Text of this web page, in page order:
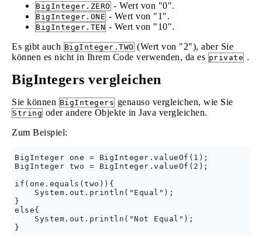
BigInteger.ZERO - Wert von "0".
BigInteger.ONE - Wert von "1".
BigInteger.TEN - Wert von "10".
Es gibt auch BigInteger.TWO (Wert von "2"), aber Sie
können es nicht in Ihrem Code verwenden, da es private .
BigIntegers vergleichen
Sie können BigIntegers genauso vergleichen, wie Sie
String oder andere Objekte in Java vergleichen.
Zum Beispiel:
BigInteger one = BigInteger.valueOf(1);
BigInteger two = BigInteger.valueOf(2);
if(one.equals(two)){
    System.out.println("Equal");
}
else{
    System.out.println("Not Equal");